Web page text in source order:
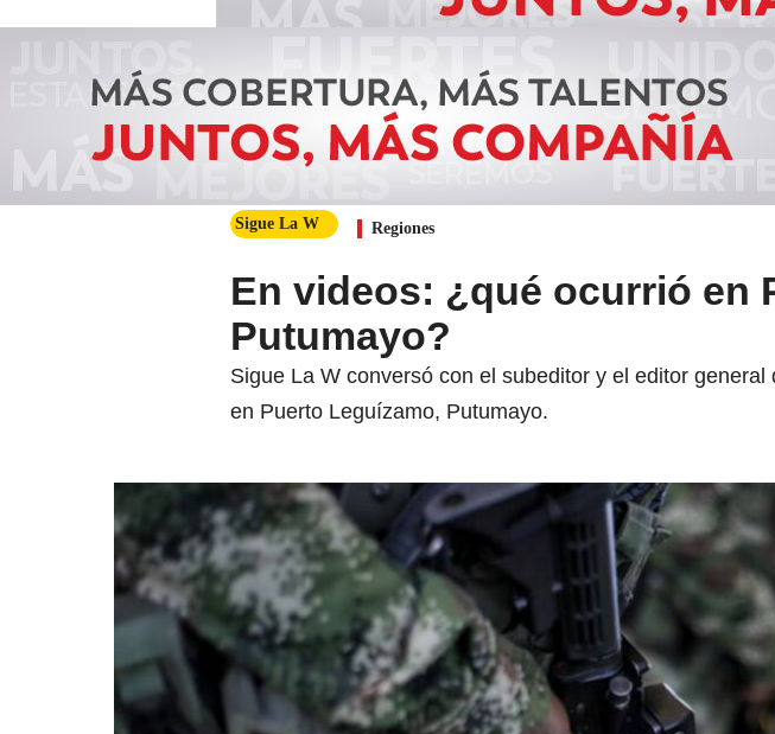
Sigue La W Regiones
En videos: ¿qué ocurrió en
Putumayo?
Sigue La W conversó con el subeditor y el editor
en Puerto Leguízamo, Putumayo.